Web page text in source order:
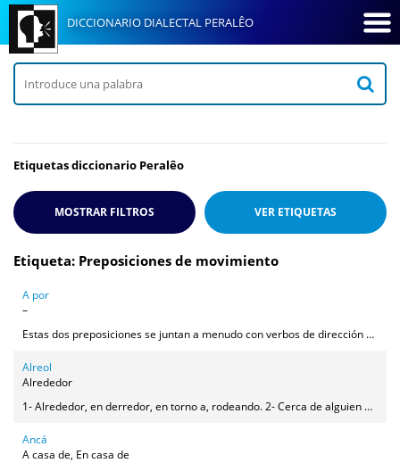
DICCIONARIO DIALECTAL PERALÊO
Etiquetas diccionario Peralêo
MOSTRAR FILTROS VER ETIQUETAS
Etiqueta: Preposiciones de movimiento
A por
–
Estas dos preposiciones se juntan a menudo con verbos de dirección o movimiento, especialmente el verbo ir (presente o sobreentendido) para expresar que hemos ido a buscar algo.
Alreol
Alrededor
1- Alrededor, en derredor, en torno a, rodeando. 2- Cerca de alguien o algo (con movimiento). 3- Aproximadamente. 4- En plural (los alreores) equivale al entorno cercano a un lugar. "A los alreores" equivale a: en los alrededores, en la zona.
Ancá
A casa de, En casa de